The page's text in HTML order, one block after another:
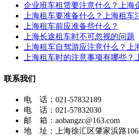
企业班车租赁要注意什么？上海
上海租车要准备什么？上海租车
上海租车前应准备些什么？
上海长途租车时不可忽视的问题
上海租车自驾游应注意什么？上
上海租车时的注意事项有哪些？
联系我们
电 话：021-57832189
电 话：021-57832030
邮 箱：aobangzc@163.com
地 址：上海徐汇区肇家浜路